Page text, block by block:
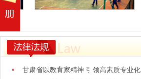
甘肃省以教育家精神 引领高素质专业化